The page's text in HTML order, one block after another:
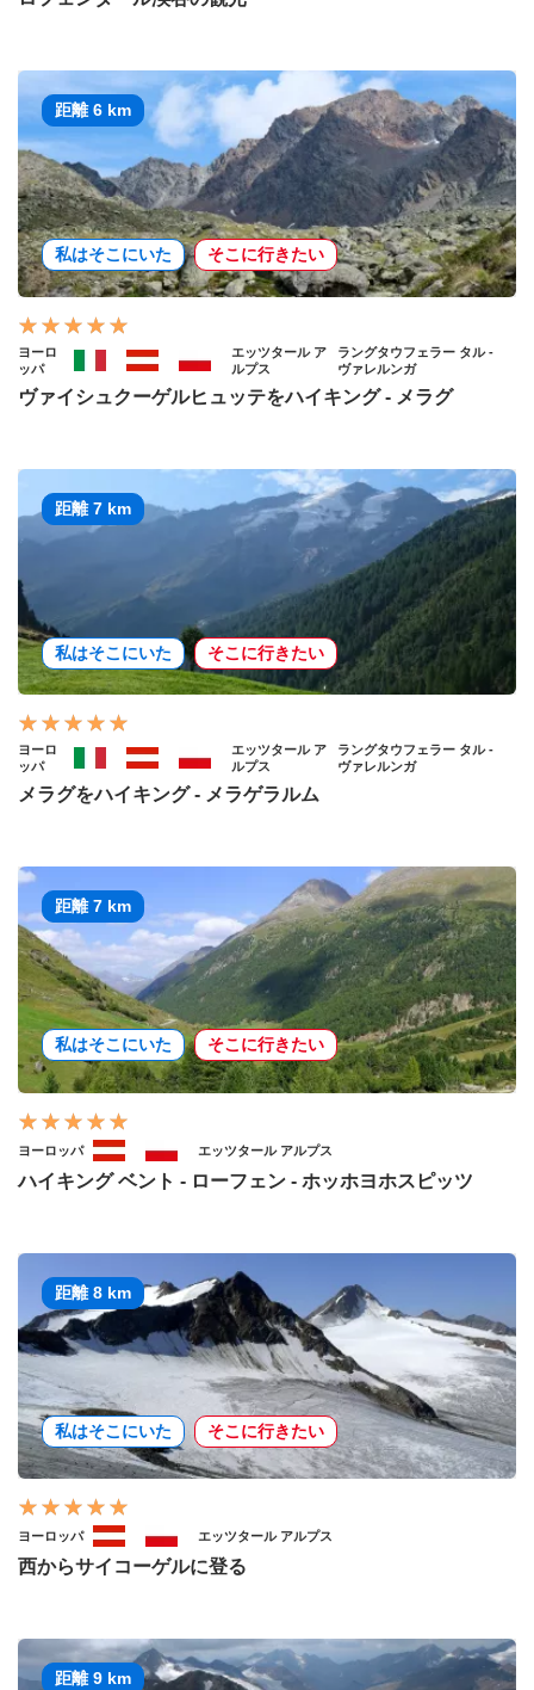
距離 6 km
私はそこにいた そこに行きたい
ヨーロ
ッパ
エッツタール ア
ルプス
ラングタウフェラー タル -
ヴァレルンガ
ヴァイシュクーゲルヒュッテをハイキング - メラグ
距離 7 km
私はそこにいた そこに行きたい
ヨーロ
ッパ
エッツタール ア
ルプス
ラングタウフェラー タル -
ヴァレルンガ
メラグをハイキング - メラゲラルム
距離 7 km
私はそこにいた そこに行きたい
ヨーロッパ エッツタール アルプス
ハイキング ベント - ローフェン - ホッホヨホスピッツ
距離 8 km
私はそこにいた そこに行きたい
ヨーロッパ エッツタール アルプス
西からサイコーゲルに登る
距離 9 km